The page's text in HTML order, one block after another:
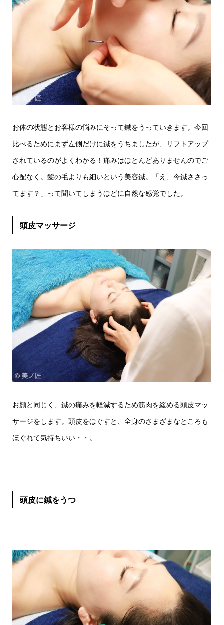
お体の状態とお客様の悩みにそって鍼をうっていきます。今回
比べるためにまず左側だけに鍼をうちましたが、リフトアップ
されているのがよくわかる！痛みはほとんどありませんのでご
心配なく。髪の毛よりも細いという美容鍼。「え、今鍼ささっ
てます？」って聞いてしまうほどに自然な感覚でした。
頭皮マッサージ
お顔と同じく、鍼の痛みを軽減するため筋肉を緩める頭皮マッ
サージをします。頭皮をほぐすと、全身のさまざまなところも
ほぐれて気持ちいい・・。
頭皮に鍼をうつ